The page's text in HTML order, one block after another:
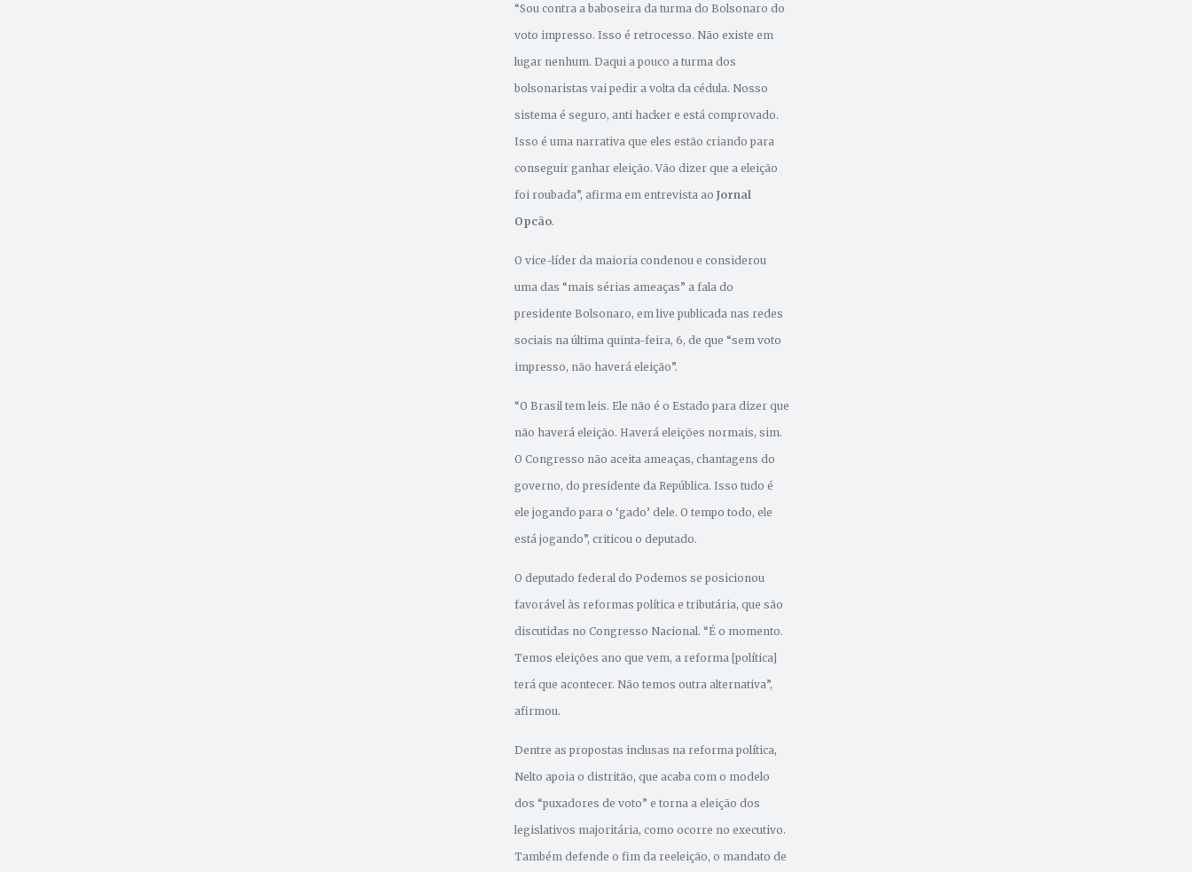
“Sou contra a baboseira da turma do Bolsonaro do
voto impresso. Isso é retrocesso. Não existe em
lugar nenhum. Daqui a pouco a turma dos
bolsonaristas vai pedir a volta da cédula. Nosso
sistema é seguro, anti hacker e está comprovado.
Isso é uma narrativa que eles estão criando para
conseguir ganhar eleição. Vão dizer que a eleição
foi roubada”, afirma em entrevista ao Jornal
Opcão.
O vice-líder da maioria condenou e considerou
uma das “mais sérias ameaças” a fala do
presidente Bolsonaro, em live publicada nas redes
sociais na última quinta-feira, 6, de que “sem voto
impresso, não haverá eleição”.
“O Brasil tem leis. Ele não é o Estado para dizer que
não haverá eleição. Haverá eleições normais, sim.
O Congresso não aceita ameaças, chantagens do
governo, do presidente da República. Isso tudo é
ele jogando para o ‘gado’ dele. O tempo todo, ele
está jogando”, criticou o deputado.
O deputado federal do Podemos se posicionou
favorável às reformas política e tributária, que são
discutidas no Congresso Nacional. “É o momento.
Temos eleições ano que vem, a reforma [política]
terá que acontecer. Não temos outra alternativa”,
afirmou.
Dentre as propostas inclusas na reforma política,
Nelto apoia o distritão, que acaba com o modelo
dos “puxadores de voto” e torna a eleição dos
legislativos majoritária, como ocorre no executivo.
Também defende o fim da reeleição, o mandato de